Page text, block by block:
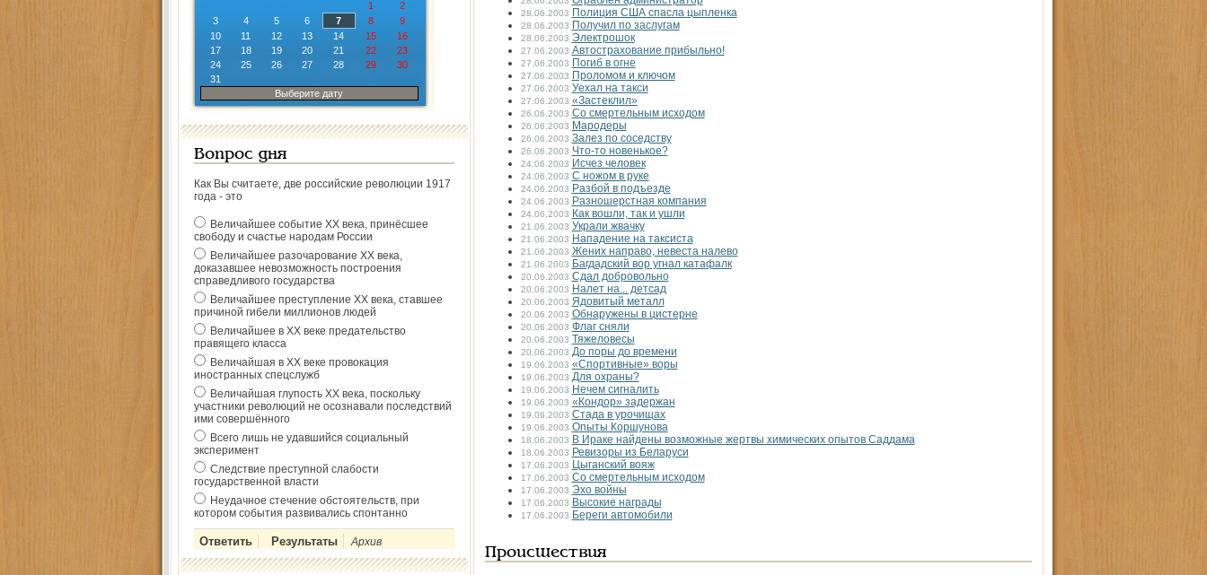
1
2
3
4 5 6 7 8
9
10
11 12 13 14 15
16
17
18 19 20 21 22
23
24
25 26 27 28 29
30
31
Выберите дату
Вопрос дня
Как Вы считаете, две российские революции 1917
года - это
Величайшее событие ХХ века, принёсшее
свободу и счастье народам России
Величайшее разочарование ХХ века,
доказавшее невозможность построения
справедливого государства
Величайшее преступление ХХ века, ставшее
причиной гибели миллионов людей
Величайшее в ХХ веке предательство
правящего класса
Величайшая в ХХ веке провокация
иностранных спецслужб
Величайшая глупость ХХ века, поскольку
участники революций не осознавали последствий
ими совершённого
Всего лишь не удавшийся социальный
эксперимент
Следствие преступной слабости
государственной власти
Неудачное стечение обстоятельств, при
котором события развивались спонтанно
Архив
28.06.2003 Полиция США спасла цыпленка
28.06.2003 Получил по заслугам
28.06.2003 Электрошок
27.06.2003 Автострахование прибыльно!
27.06.2003 Погиб в огне
27.06.2003 Проломом и ключом
27.06.2003 Уехал на такси
27.06.2003 «Застеклил»
26.06.2003 Со смертельным исходом
26.06.2003 Мародеры
26.06.2003 Залез по соседству
26.06.2003 Что-то новенькое?
24.06.2003 Исчез человек
24.06.2003 С ножом в руке
24.06.2003 Разбой в подъезде
24.06.2003 Разношерстная компания
24.06.2003 Как вошли, так и ушли
21.06.2003 Украли жвачку
21.06.2003 Нападение на таксиста
21.06.2003 Жених направо, невеста налево
21.06.2003 Багдадский вор угнал катафалк
20.06.2003 Сдал добровольно
20.06.2003 Налет на... детсад
20.06.2003 Ядовитый металл
20.06.2003 Обнаружены в цистерне
20.06.2003 Флаг сняли
20.06.2003 Тяжеловесы
20.06.2003 До поры до времени
19.06.2003 «Спортивные» воры
19.06.2003 Для охраны?
19.06.2003 Нечем сигналить
19.06.2003 «Кондор» задержан
19.06.2003 Стада в урочищах
19.06.2003 Опыты Коршунова
18.06.2003 В Ираке найдены возможные жертвы химических опытов Саддама
18.06.2003 Ревизоры из Беларуси
17.06.2003 Цыганский вояж
17.06.2003 Со смертельным исходом
17.06.2003 Эхо войны
17.06.2003 Высокие награды
17.06.2003 Береги автомобили
Происшествия